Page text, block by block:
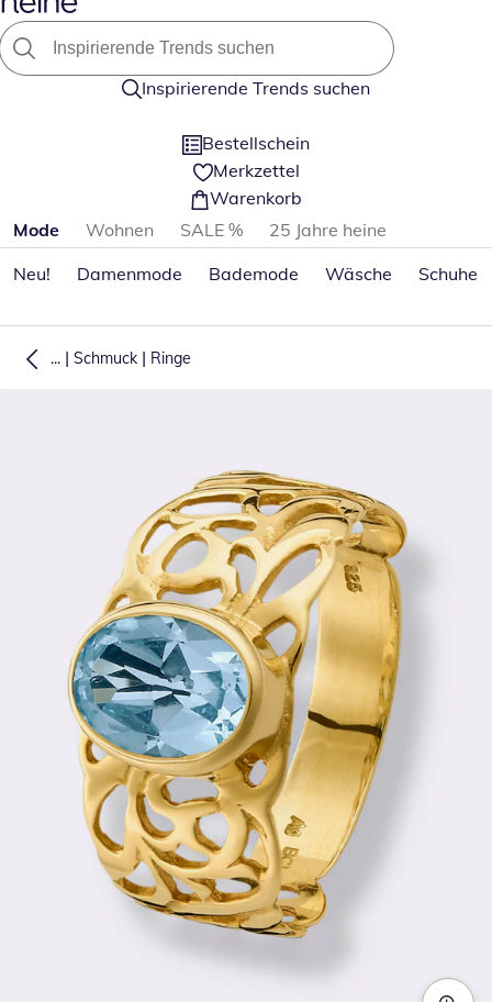
Inspirierende Trends suchen
Bestellschein
Merkzettel
Warenkorb
Produktkategorien überspringen
Mode Wohnen SALE %
25 Jahre heine
Neu!
Damenmode Bademode Wäsche Schuhe
... | Schmuck | Ringe